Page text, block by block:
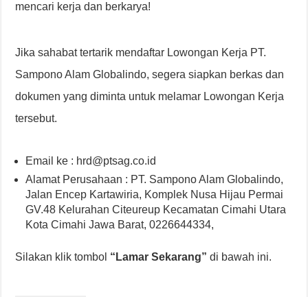
mencari kerja dan berkarya!
Jika sahabat tertarik mendaftar Lowongan Kerja PT.
Sampono Alam Globalindo, segera siapkan berkas dan
dokumen yang diminta untuk melamar Lowongan Kerja
tersebut.
Email ke : hrd@ptsag.co.id
Alamat Perusahaan : PT. Sampono Alam Globalindo,
Jalan Encep Kartawiria, Komplek Nusa Hijau Permai
GV.48 Kelurahan Citeureup Kecamatan Cimahi Utara
Kota Cimahi Jawa Barat, 0226644334,
Silakan klik tombol “Lamar Sekarang” di bawah ini.